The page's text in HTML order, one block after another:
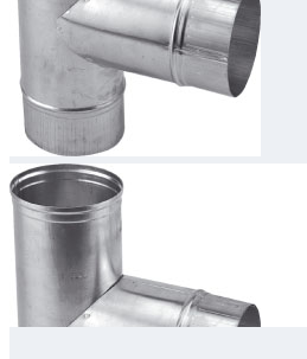
Oplossingen
Downloads
Academy
Over ons
Contact